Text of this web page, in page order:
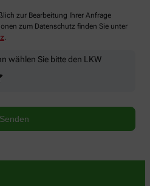
zur Bearbeitung Ihrer Anfrage
zum Datenschutz finden Sie unter
.
wählen Sie bitteden LKW